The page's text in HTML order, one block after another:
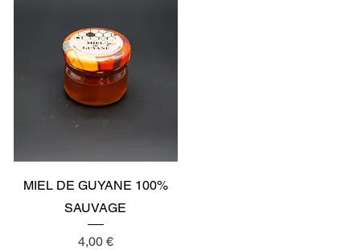
Aperçu rapide
MIEL DE GUYANE 100%
SAUVAGE
Prix
4,00 €